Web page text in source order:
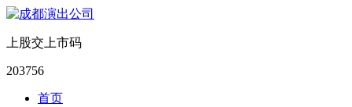
上股交上市码
203756
首页